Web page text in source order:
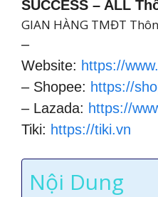
SUCCESS – ALL
GIAN HÀNG TMĐT
–
Website: https://
– Shopee: https://
– Lazada: https://
Tiki: https://tiki.vn
Nội Dung